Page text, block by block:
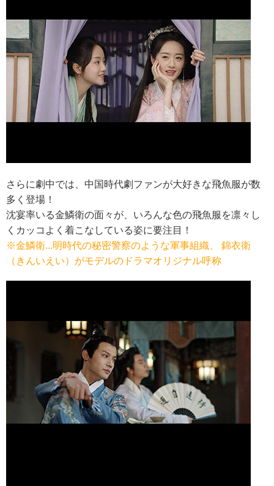
さらに劇中では、中国時代劇ファンが大好きな飛魚服が数
多く登場！
沈宴率いる金鱗衛の面々が、いろんな色の飛魚服を凛々し
くカッコよく着こなしている姿に要注目！
※金鱗衛...明時代の秘密警察のような軍事組織、 錦衣衛
（きんいえい）がモデルのドラマオリジナル呼称